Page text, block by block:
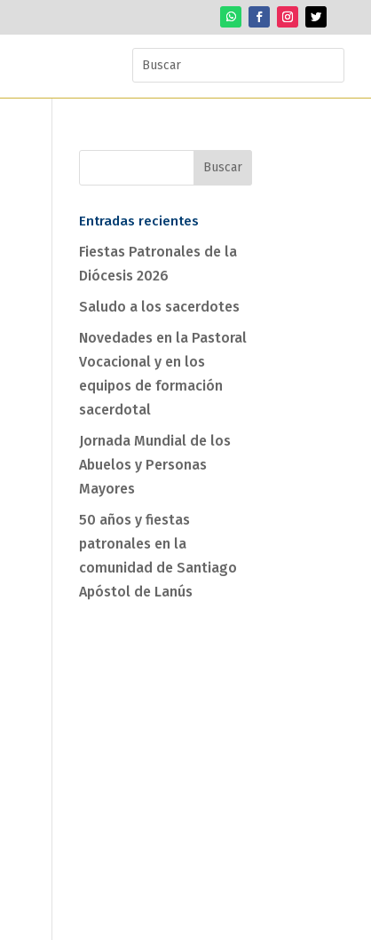
Entradas recientes
Fiestas Patronales de la
Diócesis 2026
Saludo a los sacerdotes
Novedades en la Pastoral
Vocacional y en los
equipos de formación
sacerdotal
Jornada Mundial de los
Abuelos y Personas
Mayores
50 años y fiestas
patronales en la
comunidad de Santiago
Apóstol de Lanús